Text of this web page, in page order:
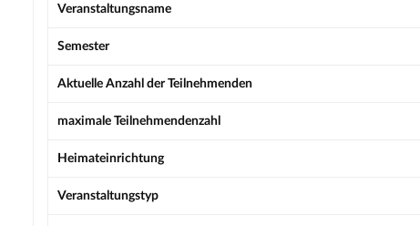
Veranstaltungsname
Semester
Aktuelle Anzahl der Teilnehmenden
maximale Teilnehmendenzahl
Heimateinrichtung
Veranstaltungstyp